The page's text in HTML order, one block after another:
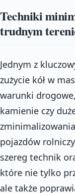
Techniki
trudnym
Jednym z
zużycie kół w
warunki
kamienie czy
pojazdów
szereg technik
które nie tylko
ale także